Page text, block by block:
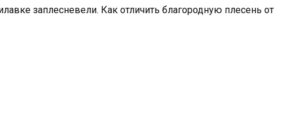
заплесневели. Как отличить благородную плесень от